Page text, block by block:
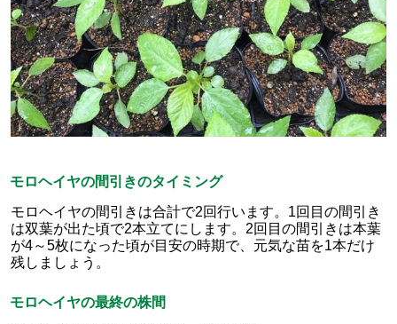
モロヘイヤの間引きのタイミング
モロヘイヤの間引きは合計で2回行います。1回目の間引き
は双葉が出た頃で2本立てにします。2回目の間引きは本葉
が4～5枚になった頃が目安の時期で、元気な苗を1本だけ
残しましょう。
モロヘイヤの最終の株間